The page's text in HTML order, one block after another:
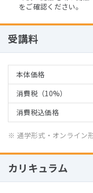
をご確認ください。
受講料
本体価格
消費税（10%）
消費税込価格
※ 通学形式・オンライン
カリキュラム